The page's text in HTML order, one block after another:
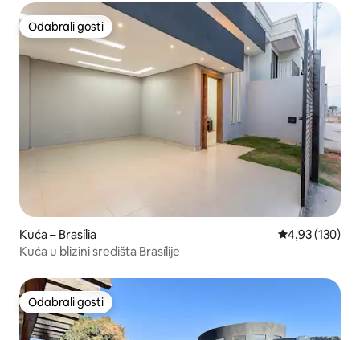
Odabrali gosti
Odabrali gosti
Kuća – Brasília Prosječna
4,93 (130)
Kuća u blizini središta Brasílije
Odabrali gosti
Odabrali gosti